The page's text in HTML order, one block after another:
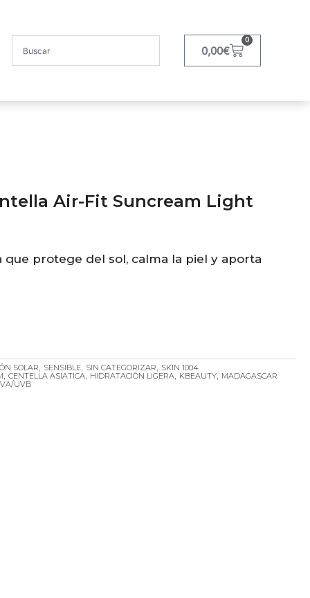
0,00€
0
Air-Fit Suncream Light
protege del sol, calma la piel y aporta
SOLAR, SENSIBLE, SIN CATEGORIZAR, SKIN 1004
, CENTELLA ASIATICA, HIDRATACIÓN LIGERA, KBEAUTY, MADAGASCAR
UVB